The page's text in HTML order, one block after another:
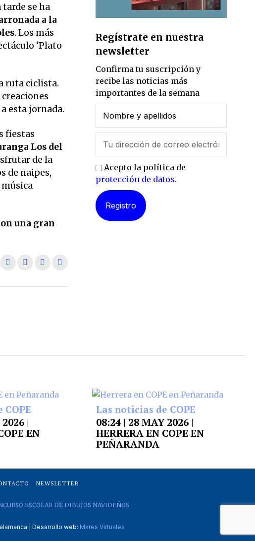
se ha
a la
. Los más
‘Plato
ruta ciclista.
esta jornada.
fiestas
Los del
de la
de naipes,
una gran
Regístrate en nuestra
newsletter
Confirma tu suscripción y
recibe las noticias más
importantes de la semana
Acepto la política de
protección de datos.
|
EN
Las noticias de COPE
08:24 | 28 MAY 2026 |
HERRERA EN COPE EN
PEÑARANDA
NEWSLETTER
ESCOLAR DE DIBUJOS NAVIDEÑOS
| Desarrollo web: Mares Virtuales